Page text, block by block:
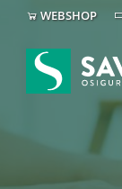
WEBSHOP